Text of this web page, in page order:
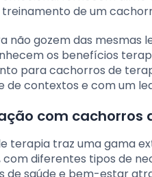
de um
gozem das mesmas
os benefícios
para cachorros de
contextos e com um
com
terapia traz uma gama
com diferentes tipos de